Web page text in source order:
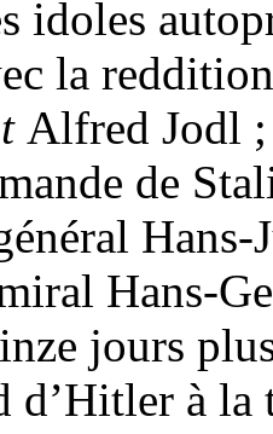
idoles
la
Alfred Jodl ;
de
Hans-
jours
d’Hitler à la